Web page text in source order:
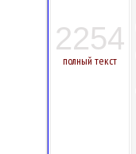
2254
полный текст